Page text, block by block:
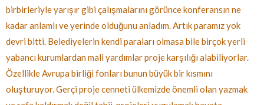
birbirleriyle yarışır gibi çalışmalarını görünce konferansın ne
kadar anlamlı ve yerinde olduğunu anladım. Artık paramız yok
devri bitti. Belediyelerin kendi paraları olmasa bile birçok yerli
yabancı kurumlardan mali yardımlar proje karşılığı alabiliyorlar.
Özellikle Avrupa birliği fonları bunun büyük bir kısmını
oluşturuyor. Gerçi proje cenneti ülkemizde önemli olan yazmak